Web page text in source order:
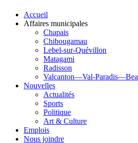
Accueil
Affaires municipales
Chapais
Chibougamau
Lebel-sur-Quévillon
Matagami
Radisson
Valcanton—Val-
Nouvelles
Actualités
Sports
Politique
Art & Culture
Emplois
Nous joindre